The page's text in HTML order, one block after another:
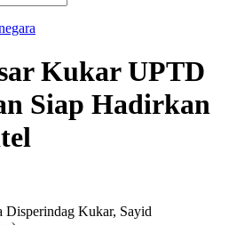
Kukar UPTD
Siap Hadirkan